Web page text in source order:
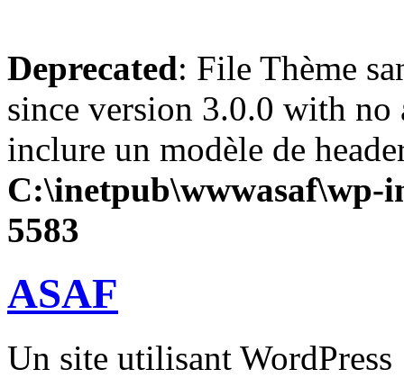
Deprecated: File Thème
since version 3.0.0 with
inclure un modèle de
C:\inetpub\wwwasaf\wp-
5583
ASAF
Un site utilisant WordPress